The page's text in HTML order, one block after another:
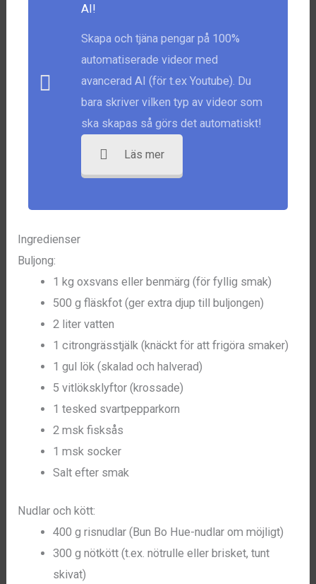
AI!
Skapa och tjäna pengar på 100%
automatiserade videor med
avancerad AI (för t.ex Youtube). Du
bara skriver vilken typ av videor som
ska skapas så görs det automatiskt!
Läs mer
Ingredienser
Buljong:
1 kg oxsvans eller benmärg (för fyllig smak)
500 g fläskfot (ger extra djup till buljongen)
2 liter vatten
1 citrongrässtjälk (knäckt för att frigöra smaker)
1 gul lök (skalad och halverad)
5 vitlöksklyftor (krossade)
1 tesked svartpepparkorn
2 msk fisksås
1 msk socker
Salt efter smak
Nudlar och kött:
400 g risnudlar (Bun Bo Hue-nudlar om möjligt)
300 g nötkött (t.ex. nötrulle eller brisket, tunt
skivat)